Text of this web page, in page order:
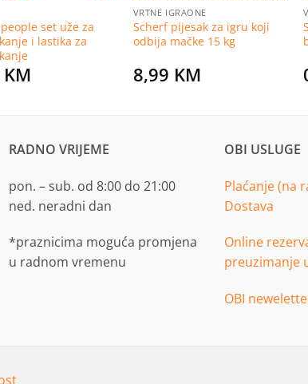
set uže za
i lastika za
KM
VRTNE IGRAONE
Scherf pijesak za igru koji
odbija mačke 15 kg
8,99 KM
RADNO VRIJEME
pon. – sub. od 8:00 do 21:00
ned. neradni dan
*praznicima moguća promjena
u radnom vremenu
OBI USLUGE
Plaćanje (na
Dostava
Online
preuzimanje
OBI